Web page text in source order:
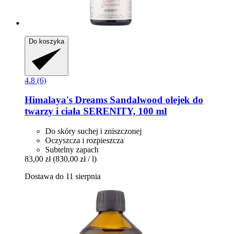
Do koszyka
4.8 (6)
Himalaya's Dreams Sandalwood olejek do
twarzy i ciała SERENITY, 100 ml
Do skóry suchej i zniszczonej
Oczyszcza i rozpieszcza
Subtelny zapach
83,00 zł (830,00 zł / l)
Dostawa do 11 sierpnia